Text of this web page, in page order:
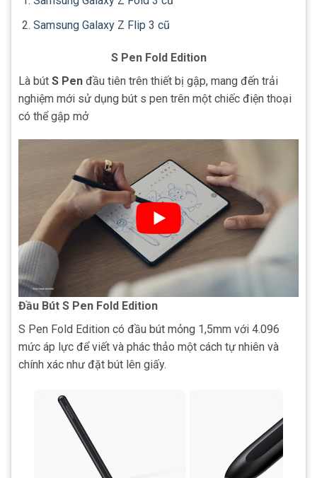
Samsung Galaxy Z Flip 3 cũ
S Pen Fold Edition
Là bút S Pen đầu tiên trên thiết bị gập, mang đến trải
nghiệm mới sử dụng bút s pen trên một chiếc điện thoại
có thể gập mở
Đầu Bút S Pen Fold Edition
S Pen Fold Edition có đầu bút mỏng 1,5mm với 4.096
mức áp lực để viết và phác thảo một cách tự nhiên và
chính xác như đặt bút lên giấy.